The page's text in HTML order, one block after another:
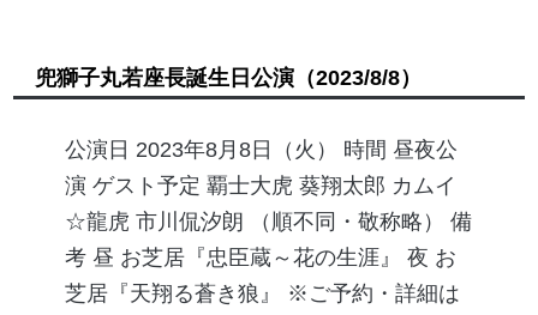
兜獅子丸若座長誕生日公演（2023/8/8）
公演日 2023年8月8日（火） 時間 昼夜公
演 ゲスト予定 覇士大虎 葵翔太郎 カムイ
☆龍虎 市川侃汐朗 （順不同・敬称略） 備
考 昼 お芝居『忠臣蔵～花の生涯』 夜 お
芝居『天翔る蒼き狼』 ※ご予約・詳細は